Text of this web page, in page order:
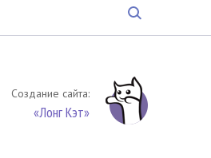
Создание сайта:
«Лонг Кэт»